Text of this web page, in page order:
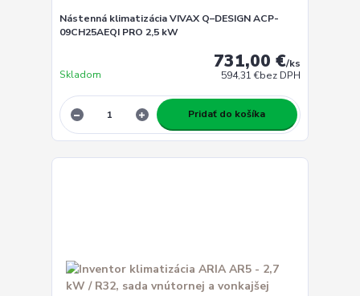
Nástenná klimatizácia VIVAX Q–DESIGN ACP-
09CH25AEQI PRO 2,5 kW
731,00 €/ks
594,31 €bez DPH
Skladom
Pridať do košíka